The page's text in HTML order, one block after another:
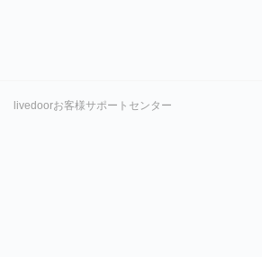
livedoorお客様サポートセンター